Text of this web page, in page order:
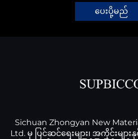
ပေးပို့မည်
Sichuan Zhongyan New
Ltd. မှ ပြင်ဆင်ရေးများ၊ အကိုင်းများ